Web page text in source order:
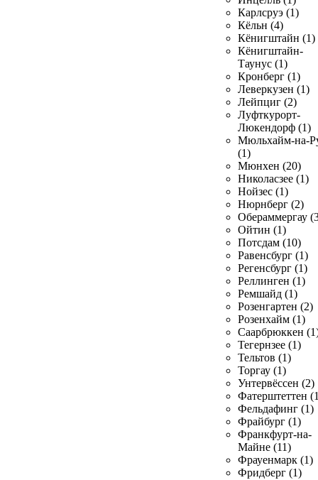
Карлсруэ (1)
Кёльн (4)
Кёнигштайн (1)
Кёнигштайн-
Таунус (1)
Кронберг (1)
Леверкузен (1)
Лейпциг (2)
Луфткурорт-
Люкендорф (1)
Мюльхайм-на-
(1)
Мюнхен (20)
Николасзее (1)
Нойзес (1)
Нюрнберг (2)
Обераммергау
Ойтин (1)
Потсдам (10)
Равенсбург (1)
Регенсбург (1)
Реллинген (1)
Ремшайд (1)
Розенгартен (2)
Розенхайм (1)
Саарбрюккен
Тегернзее (1)
Тельтов (1)
Торгау (1)
Унтервёссен (2)
Фатерштеттен
Фельдафинг (1)
Фрайбург (1)
Франкфурт-на-
Майне (11)
Фрауенмарк (1)
Фридберг (1)